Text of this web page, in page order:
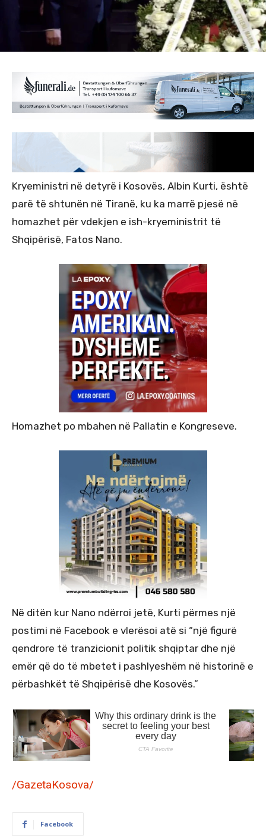
Kryeministri në detyrë i Kosovës, Albin Kurti, është
parë të shtunën në Tiranë, ku ka marrë pjesë në
homazhet për vdekjen e ish-kryeministrit të
Shqipërisë, Fatos Nano.
Homazhet po mbahen në Pallatin e Kongreseve.
Në ditën kur Nano ndërroi jetë, Kurti përmes një
postimi në Facebook e vlerësoi atë si “një figurë
qendrore të tranzicionit politik shqiptar dhe një
emër që do të mbetet i pashlyeshëm në historinë e
përbashkët të Shqipërisë dhe Kosovës.”
/GazetaKosova/
Facebook